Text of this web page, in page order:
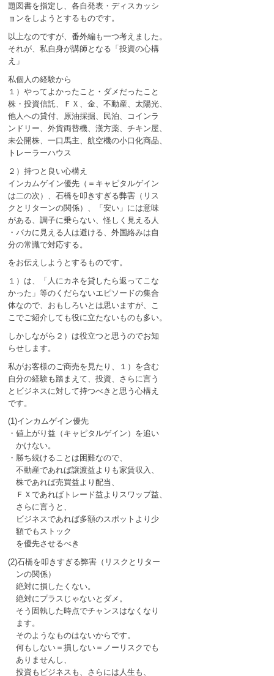
題図書を指定し、各自発表・ディスカッシ
ョンをしようとするものです。
以上なのですが、番外編も一つ考えました。
それが、私自身が講師となる「投資の心構
え」
私個人の経験から
１）やってよかったこと・ダメだったこと
株・投資信託、ＦＸ、金、不動産、太陽光、
他人への貸付、原油採掘、民泊、コインラ
ンドリー、外貨両替機、漢方薬、チキン屋、
未公開株、一口馬主、航空機の小口化商品、
トレーラーハウス
２）持つと良い心構え
インカムゲイン優先（＝キャピタルゲイン
は二の次）、石橋を叩きすぎる弊害（リス
クとリターンの関係）、「安い」には意味
がある、調子に乗らない、怪しく見える人
・バカに見える人は避ける、外国絡みは自
分の常識で対応する。
をお伝えしようとするものです。
１）は、「人にカネを貸したら返ってこな
かった」等のくだらないエピソードの集合
体なので、おもしろいとは思いますが、こ
こでご紹介しても役に立たないものも多い。
しかしながら２）は役立つと思うのでお知
らせします。
私がお客様のご商売を見たり、１）を含む
自分の経験も踏まえて、投資、さらに言う
とビジネスに対して持つべきと思う心構え
です。
(1)インカムゲイン優先
・値上がり益（キャピタルゲイン）を追い
かけない。
・勝ち続けることは困難なので、
不動産であれば譲渡益よりも家賃収入、
株であれば売買益より配当、
ＦＸであればトレード益よりスワップ益、
さらに言うと、
ビジネスであれば多額のスポットより少
額でもストック
を優先させるべき
(2)石橋を叩きすぎる弊害（リスクとリター
ンの関係）
絶対に損したくない。
絶対にプラスじゃないとダメ。
そう固執した時点でチャンスはなくなり
ます。
そのようなものはないからです。
何もしない＝損しない＝ノーリスクでも
ありませんし、
投資もビジネスも、さらには人生も、